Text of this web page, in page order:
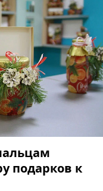
подарков к